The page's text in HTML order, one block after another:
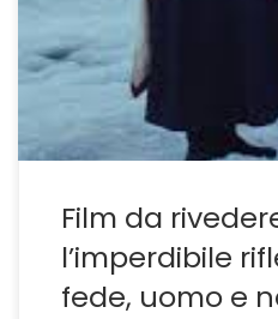
proiettato nel 2023, del
Pálmason. L’ho voluto
negli ultimi anni il cinema è […]
Film da
l’imperdibile
fede, uomo e